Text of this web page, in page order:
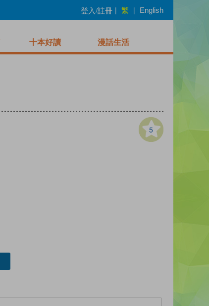
登入/註冊 | 繁 | English
十本好讀 漫話生活
5